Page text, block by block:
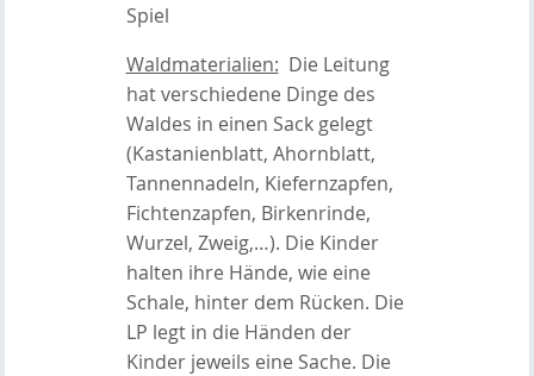
Spiel
Waldmaterialien: Die Leitung
hat verschiedene Dinge des
Waldes in einen Sack gelegt
(Kastanienblatt, Ahornblatt,
Tannennadeln, Kiefernzapfen,
Fichtenzapfen, Birkenrinde,
Wurzel, Zweig,…). Die Kinder
halten ihre Hände, wie eine
Schale, hinter dem Rücken. Die
LP legt in die Händen der
Kinder jeweils eine Sache. Die